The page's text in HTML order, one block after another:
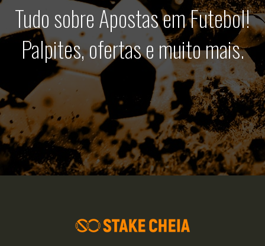
Tudo sobre Apostas em Futebol!
Palpites, ofertas e muito mais.